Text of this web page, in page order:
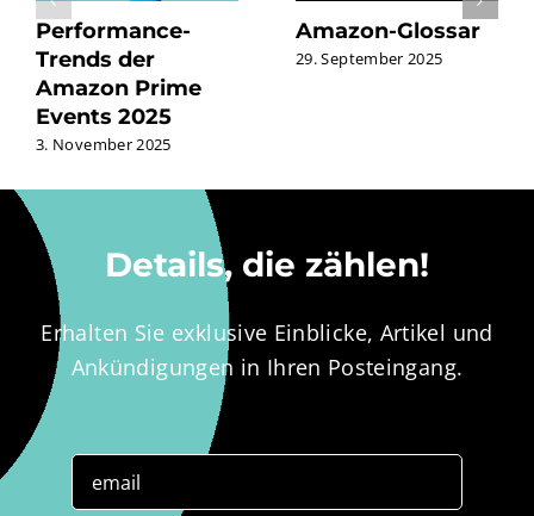
Performance-
Trends der
Amazon Prime
Events 2025
3. November 2025
Amazon-Glossar
29. September 2025
Details, die zählen!
Erhalten Sie exklusive Einblicke, Artikel und
Ankündigungen in Ihren Posteingang.